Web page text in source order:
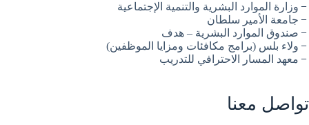
وزارة الموارد البشرية والتنمية الإجتماعية
جامعة الأمير سلطان
صندوق الموارد البشرية – هدف
ولاء بلس (برامج مكافئات ومزايا الموظفين)
معهد المسار الاحترافي للتدريب
تواصل معنا